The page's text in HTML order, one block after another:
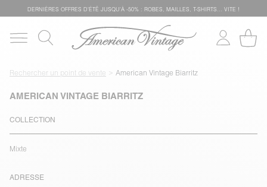
DERNIÈRES OFFRES D'ÉTÊ JUSQU'À -50% : ROBES, MAILLES, T-SHIRTS... VITE !
Rechercher un point de vente American Vintage Biarritz
AMERICAN VINTAGE BIARRITZ
COLLECTION
Mixte
ADRESSE